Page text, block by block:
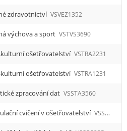
zdravotnictví VSVEZ1352
výchova a sport VSTVS3690
ošetřovatelství VSTRA2231
ošetřovatelství VSTRA1231
zpracování dat VSSTA3560
cvičení v ošetřovatelství VSSCVO3450